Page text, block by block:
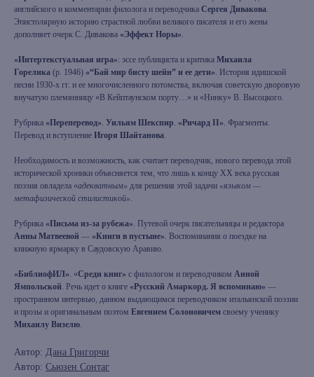
английского и комментарии филолога и переводчика Сергея Дивакова.
Эпистолярную историю страстной любви великого писателя и его жены
дополняет очерк С. Дивакова «Эффект Норы».
«Интертекстуальная игра»: эссе публициста и критика Михаила
Горелика (р. 1946) «“Бай мир бисту шейн” и ее дети». История идишской
песни 1930-х гг. и ее многочисленного потомства, включая советскую дворовую
внучатую племянницу «В Кейптаунском порту…» и «Нинку» В. Высоцкого.
Рубрика «Переперевод». Уильям Шекспир. «Ричард II». Фрагменты.
Перевод и вступление Игоря Шайтанова.
Необходимость и возможность, как считает переводчик, нового перевода этой
исторической хроники объясняется тем, что лишь к концу ХХ века русская
поэзия овладела «адекватным» для решения этой задачи «языком —
метафизической стилистикой».
Рубрика «Письма из-за рубежа». Путевой очерк писательницы и редактора
Анны Матвеевой — «Книги в пустыне». Воспоминания о поездке на
книжную ярмарку в Саудовскую Аравию.
«БиблиофИЛ». «Среди книг» с филологом и переводчиком Анной
Ямпольской. Речь идет о книге «Русский Амаркорд. Я вспоминаю» —
пространном интервью, данном выдающимся переводчиком итальянской поэзии
и прозы и оригинальным поэтом Евгением Солоновичем своему ученику
Михаилу Визелю.
Автор: Дана Григорчи
Автор: Сьюзен Сонтаг